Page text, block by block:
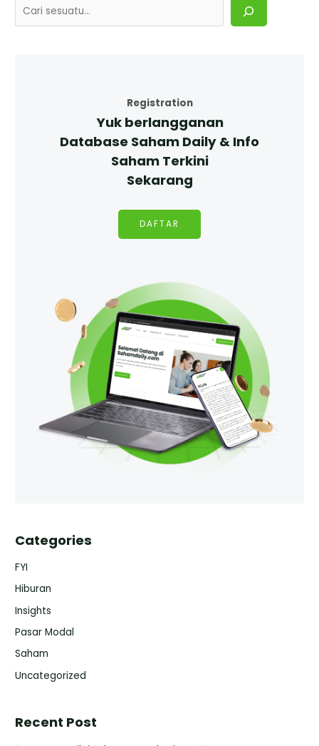
Registration
Yuk berlangganan
Database Saham Daily & Info
Saham Terkini
Sekarang
DAFTAR
Categories
FYI
Hiburan
Insights
Pasar Modal
Saham
Uncategorized
Recent Post